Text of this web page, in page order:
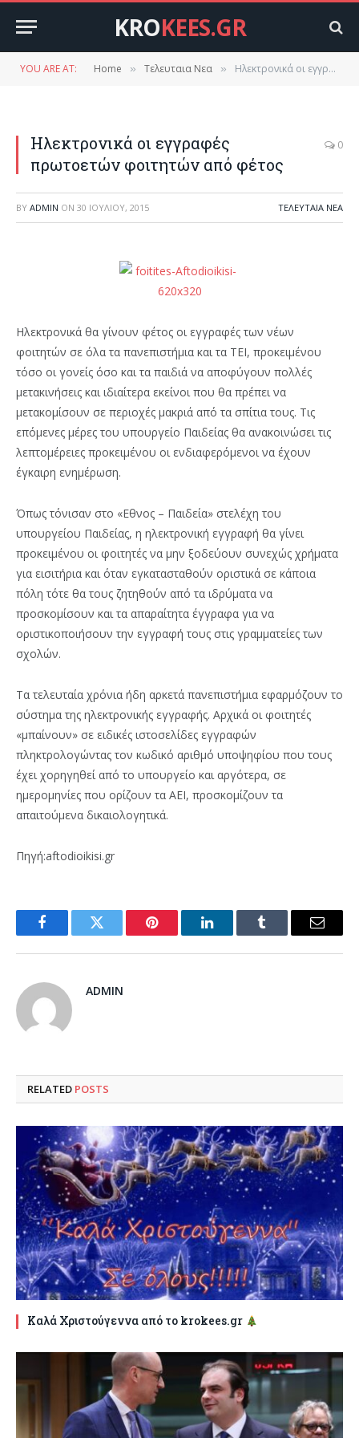
KROKEES.GR
YOU ARE AT: Home » Τελευταια Νεα » Ηλεκτρονικά οι εγγραφές πρωτοετών φοιτητών από φέτος
Ηλεκτρονικά οι εγγραφές
πρωτοετών φοιτητών από φέτος
0
BY ADMIN ON 30 ΙΟΥΛΊΟΥ, 2015 ΤΕΛΕΥΤΑΙΑ ΝΕΑ
Ηλεκτρονικά θα γίνουν φέτος οι εγγραφές των νέων
φοιτητών σε όλα τα πανεπιστήµια και τα ΤΕΙ, προκειµένου
τόσο οι γονείς όσο και τα παιδιά να αποφύγουν πολλές
µετακινήσεις και ιδιαίτερα εκείνοι που θα πρέπει να
µετακοµίσουν σε περιοχές µακριά από τα σπίτια τους. Τις
επόµενες µέρες του υπουργείο Παιδείας θα ανακοινώσει τις
λεπτοµέρειες προκειµένου οι ενδιαφερόµενοι να έχουν
έγκαιρη ενηµέρωση.
Όπως τόνισαν στο «Εθνος – Παιδεία» στελέχη του
υπουργείου Παιδείας, η ηλεκτρονική εγγραφή θα γίνει
προκειµένου οι φοιτητές να µην ξοδεύουν συνεχώς χρήµατα
για εισιτήρια και όταν εγκατασταθούν οριστικά σε κάποια
πόλη τότε θα τους ζητηθούν από τα ιδρύµατα να
προσκοµίσουν και τα απαραίτητα έγγραφα για να
οριστικοποιήσουν την εγγραφή τους στις γραµµατείες των
σχολών.
Τα τελευταία χρόνια ήδη αρκετά πανεπιστήµια εφαρµόζουν το
σύστηµα της ηλεκτρονικής εγγραφής. Αρχικά οι φοιτητές
«µπαίνουν» σε ειδικές ιστοσελίδες εγγραφών
πληκτρολογώντας τον κωδικό αριθµό υποψηφίου που τους
έχει χορηγηθεί από το υπουργείο και αργότερα, σε
ηµεροµηνίες που ορίζουν τα ΑΕΙ, προσκοµίζουν τα
απαιτούµενα δικαιολογητικά.
Πηγή:aftodioikisi.gr
FacebookTwitter Pinterest LinkedInTumblr Email
ADMIN
RELATED POSTS
Καλά Χριστούγεννα από το krokees.gr